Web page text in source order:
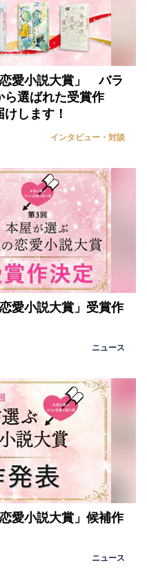
愛小説大賞」 バラ
ら選ばれた受賞作
します！
インタビュー・対談
愛小説大賞」受賞作
ニュース
愛小説大賞」候補作
ニュース